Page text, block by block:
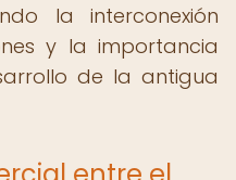
la interconexión
y la importancia
de la antigua